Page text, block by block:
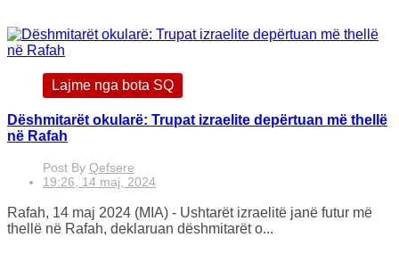
Lajme nga bota SQ
Dëshmitarët okularë: Trupat izraelite depërtuan më thellë
në Rafah
Post By Qefsere
19:26, 14 maj, 2024
Rafah, 14 maj 2024 (MIA) - Ushtarët izraelitë janë futur më
thellë në Rafah, deklaruan dëshmitarët o...